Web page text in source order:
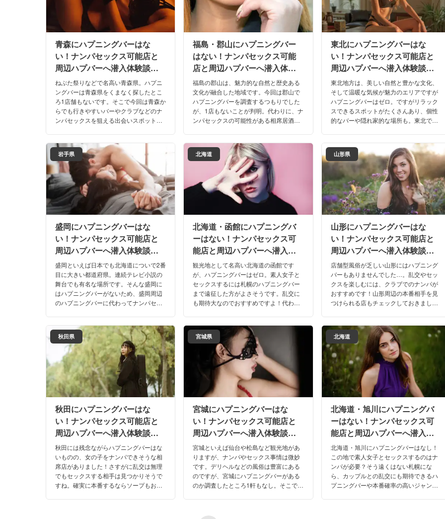
青森にハプニングバーはな
い！ナンパセックス可能店と
周辺ハプバーへ潜入体験談！
【2026年】
ねぶた祭りなどで名高い青森県。ハプニ
ングバーは青森県をくまなく探したとこ
ろ1店舗もないです。そこで今回は青森か
らでも行きやすいバーやクラブなどのナ
ンパセックスを狙える出会いスポットに
うぞ。
福島・郡山にハプニングバー
はない！ナンパセックス可能
店と周辺ハプバーへ潜入体験
談！【2026年】
福島の郡山は、魅力的な自然と歴史ある
文化が融合した地域です。今回は郡山で
ハプニングバーを調査するつもりでした
が、1店もないことが判明。代わりに、ナ
ンパセックスの可能性がある相席居酒屋
東北にハプニングバーはな
い！ナンパセックス可能店と
周辺ハプバーへ潜入体験談！
【2026年】
東北地方は、美しい自然と豊かな文化、
そして温暖な気候が魅力のエリアですが
ハプニングバーはゼロ。ですがリラック
スできるスポットがたくさんあり、個性
的なバーや隠れ家的な場所も。東北で訪
す！
岩手県
盛岡にハプニングバーはな
い！ナンパセックス可能店と
周辺ハプバーへ潜入体験談！
【2026年】
盛岡といえば日本でも北海道についで2番
目に大きい都道府県。連続テレビ小説の
舞台でも有名な場所です。そんな盛岡に
はハプニングバーがないため、盛岡周辺
のハプニングバーに代わってナンパセッ
ぞ。
北海道
北海道・函館にハプニングバ
ーはない！ナンパセックス可
能店と周辺ハプバーへ潜入体
験談！【2026年】
観光地として名高い北海道の函館です
が、ハプニングバーはゼロ。素人女子と
セックスするには札幌のハプニングバー
まで遠征した方がよさそうです。乱交に
も期待大なのでおすすめですよ！代わり
いきます！
山形県
山形にハプニングバーはな
い！ナンパセックス可能店と
周辺ハプバーへ潜入体験談！
【2026年】
店舗型風俗が乏しい山形にはハプニング
バーもありませんでした…。乱交やセッ
クスを楽しむには、クラブでのナンパが
おすすめです！山形周辺の本番相手を見
つけられる店もチェックしておきましょ
す！
秋田県
秋田にハプニングバーはな
い！ナンパセックス可能店と
周辺ハプバーへ潜入体験談！
【2026年】
秋田には残念ながらハプニングバーはな
いものの、女の子をナンパできそうな相
席店がありました！さすがに乱交は無理
でもセックスする相手は見つかりそうで
すね。確実に本番するならソープもおす
宮城県
宮城にハプニングバーはな
い！ナンパセックス可能店と
周辺ハプバーへ潜入体験談！
【2026年】
宮城といえば仙台や松島など観光地があ
りますが、ナンパやセックス事情は微妙
です。デリヘルなどの風俗は豊富にある
のですが、宮城にハプニングバーがある
のか調査したところ1軒もなし。そこで、
北海道
北海道・旭川にハプニングバ
ーはない！ナンパセックス可
能店と周辺ハプバーへ潜入体
験談！【2026年】
北海道・旭川にハプニングバーはなし！
この地で素人女子とセックスするのはナ
ンパが必要？そう遠くはない札幌にな
ら、カップルとの乱交にも期待できるハ
プニングバーや本番確率の高いジャンル